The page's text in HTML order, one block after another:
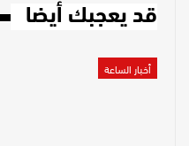
قد يعجبك أيضا
أخبار الساعة